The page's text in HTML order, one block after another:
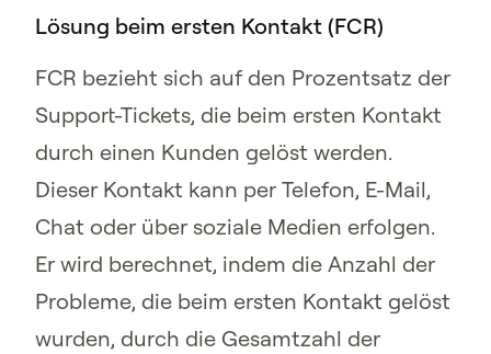
Lösung beim ersten Kontakt (FCR)
FCR bezieht sich auf den Prozentsatz der
Support-Tickets, die beim ersten Kontakt
durch einen Kunden gelöst werden.
Dieser Kontakt kann per Telefon, E-Mail,
Chat oder über soziale Medien erfolgen.
Er wird berechnet, indem die Anzahl der
Probleme, die beim ersten Kontakt gelöst
wurden, durch die Gesamtzahl der